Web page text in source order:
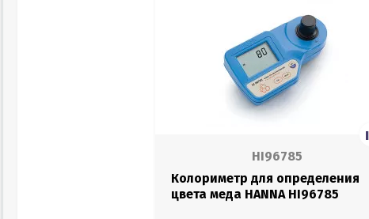
HI96785
Колориметр для определения
цвета меда HANNA HI96785